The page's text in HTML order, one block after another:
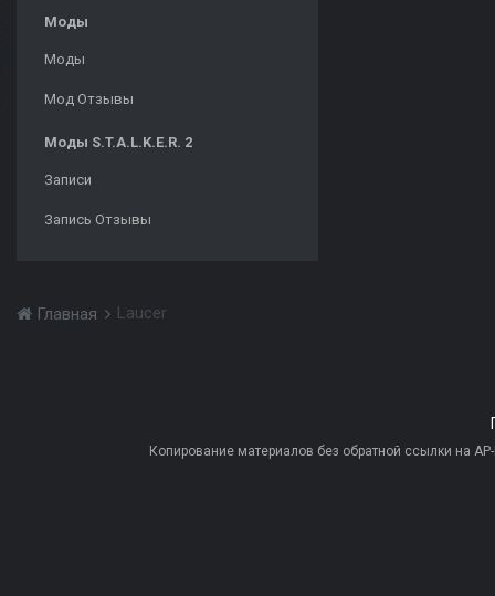
Моды
Моды
Мод Отзывы
Моды S.T.A.L.K.E.R. 2
Записи
Запись Отзывы
Главная Laucer
Копирование материалов без обратной ссылки на